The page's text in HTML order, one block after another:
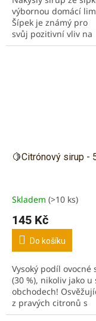
výbornou domácí
Šípek je známý pro
svůj pozitivní vliv na
vylučovací soustavu.
🍋Citrónový sirup -
Skladem (>10 ks)
145 Kč
Do košíku
Vysoký podíl ovocné
(30 %), nikoliv jako
obchodech!
z pravých citronů s
intenzivní